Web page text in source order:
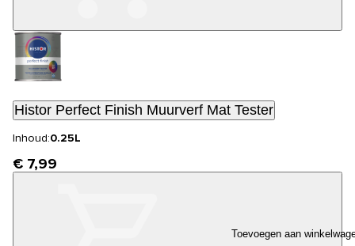
Histor Perfect Finish Muurverf Mat Tester
Inhoud:0.25L
€ 7,99
Toevoegen aan